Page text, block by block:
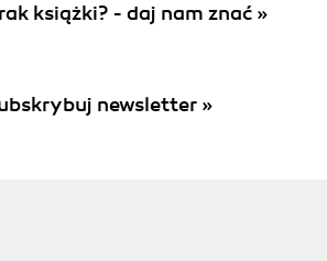
książki? - daj nam znać »
newsletter »